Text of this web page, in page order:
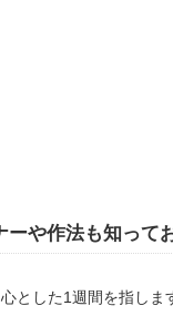
や作法も知って
とした1週間を指しま